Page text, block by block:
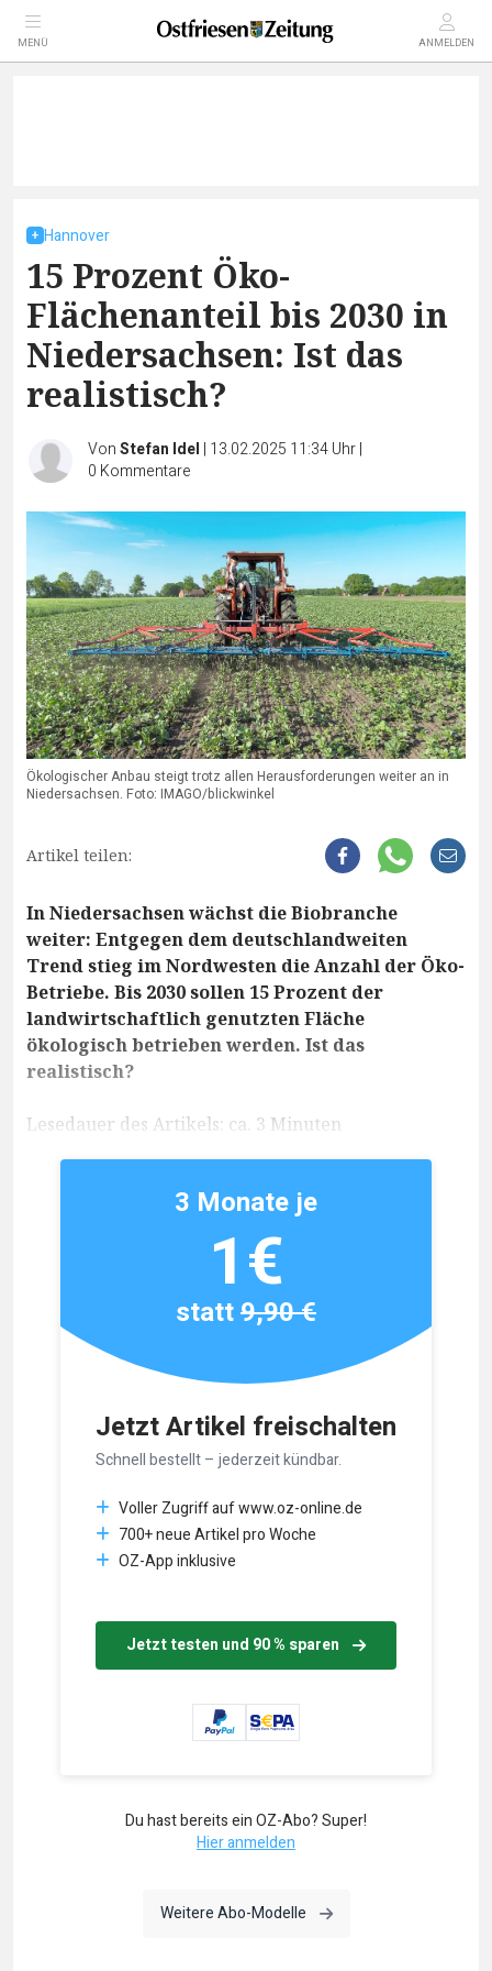
MENÜ ANMELDEN
Hannover
15 Prozent Öko-
Flächenanteil bis 2030 in
Niedersachsen: Ist das
realistisch?
VonStefan Idel | 13.02.2025 11:34 Uhr|
0 Kommentare
Ökologischer Anbau steigt trotz allen Herausforderungen weiter an in
Niedersachsen. Foto: IMAGO/blickwinkel
Artikel teilen:
In Niedersachsen wächst die Biobranche
weiter: Entgegen dem deutschlandweiten
Trend stieg im Nordwesten die Anzahl der Öko-
Betriebe. Bis 2030 sollen 15 Prozent der
landwirtschaftlich genutzten Fläche
ökologisch betrieben werden. Ist das
realistisch?
Lesedauer des Artikels: ca. 3 Minuten
Jetzt Artikel freischalten
Schnell bestellt – jederzeit kündbar.
Voller Zugriff auf www.oz-online.de
700+ neue Artikel pro Woche
OZ-App inklusive
Jetzt testen und 90 % sparen
3 Monate je
1€
statt9,90 €
Du hast bereits ein OZ-Abo? Super!
Hier anmelden
Weitere Abo-Modelle